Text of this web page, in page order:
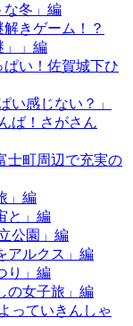
な冬」編
きゲーム！？
」」編
い！佐賀城下ひ
い感じない？」
ば！さがさん
士町周辺で充実の
」編
と」編
公園」編
アルクス」編
り」編
の女子旅」編
っていきんしゃ